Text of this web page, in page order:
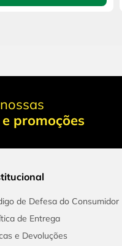
promoções
de Defesa do Consumidor
de Entrega
e Devoluções